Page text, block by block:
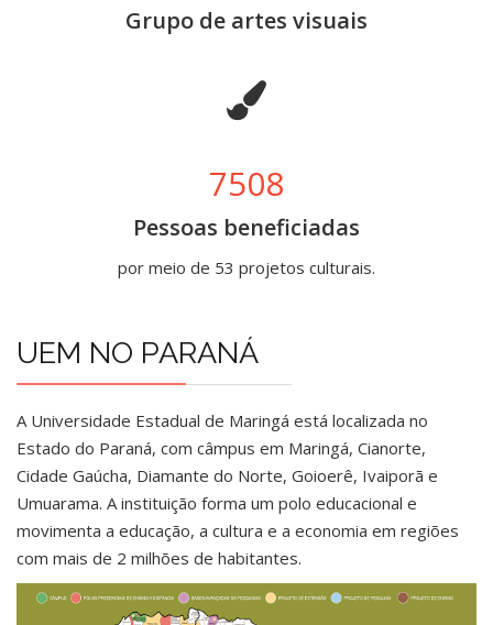
Grupo de artes visuais
7508
Pessoas beneficiadas
por meio de 53 projetos culturais.
UEM NO PARANÁ
A Universidade Estadual de Maringá está localizada no
Estado do Paraná, com câmpus em Maringá, Cianorte,
Cidade Gaúcha, Diamante do Norte, Goioerê, Ivaiporã e
Umuarama. A instituição forma um polo educacional e
movimenta a educação, a cultura e a economia em regiões
com mais de 2 milhões de habitantes.